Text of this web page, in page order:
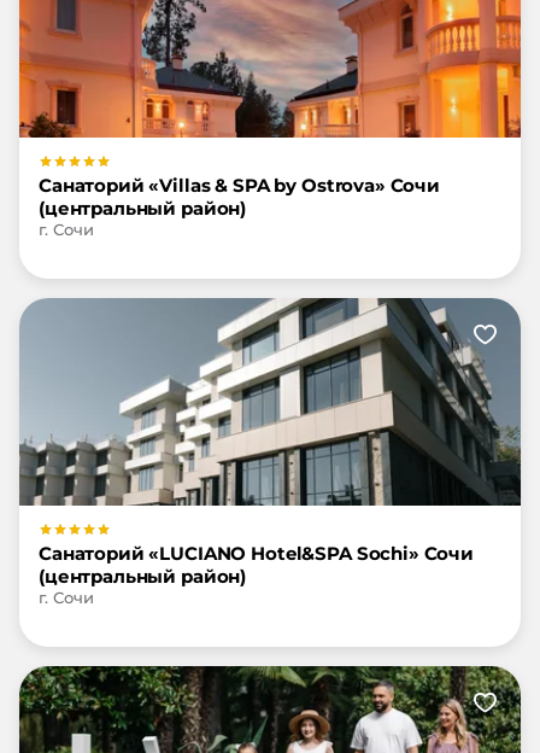
Санаторий «Villas & SPA by Ostrova» Сочи
(центральный район)
г. Сочи
Санаторий «LUCIANO Hotel&SPA Sochi» Сочи
(центральный район)
г. Сочи